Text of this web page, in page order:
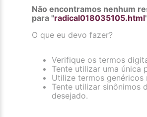
Não encontramos nenhum
para "radical018035105.html
O que eu devo fazer?
Verifique os termos
Tente utilizar uma única
Utilize termos genéricos
Tente utilizar sinônimos
desejado.